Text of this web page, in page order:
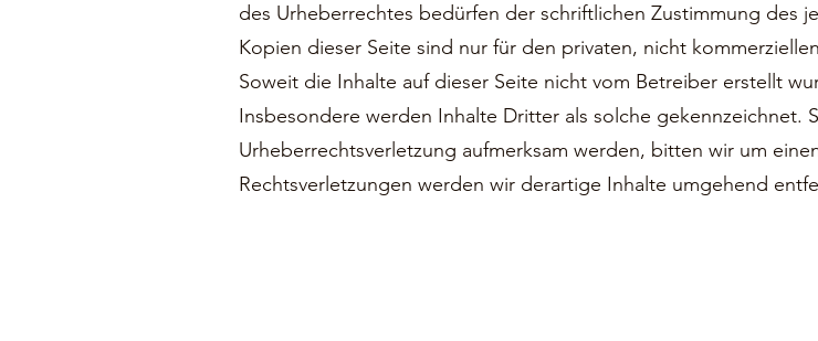
des Urheberrechtes bedürfen der schriftlichen Zustimmung des
Kopien dieser Seite sind nur für den privaten, nicht
Soweit die Inhalte auf dieser Seite nicht vom Betreiber erstellt
Insbesondere werden Inhalte Dritter als solche gekennzeichnet.
Urheberrechtsverletzung aufmerksam werden, bitten wir um
Rechtsverletzungen werden wir derartige Inhalte umgehend